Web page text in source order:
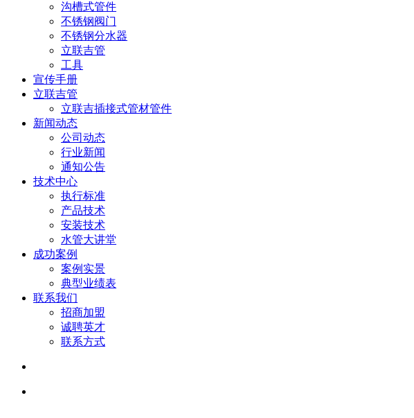
沟槽式管件
不锈钢阀门
不锈钢分水器
立联吉管
工具
宣传手册
立联吉管
立联吉插接式管材管件
新闻动态
公司动态
行业新闻
通知公告
技术中心
执行标准
产品技术
安装技术
水管大讲堂
成功案例
案例实景
典型业绩表
联系我们
招商加盟
诚聘英才
联系方式